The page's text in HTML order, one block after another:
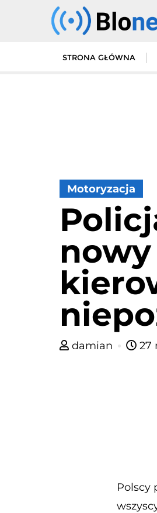
STRONA GŁÓWNA
Motoryzacja
damian 27
Polscy